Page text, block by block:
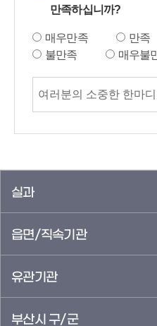
만족하십니까?
매우만족 만족
불만족
매우불
실과
읍면/직속기관
유관기관
부산시 구/군